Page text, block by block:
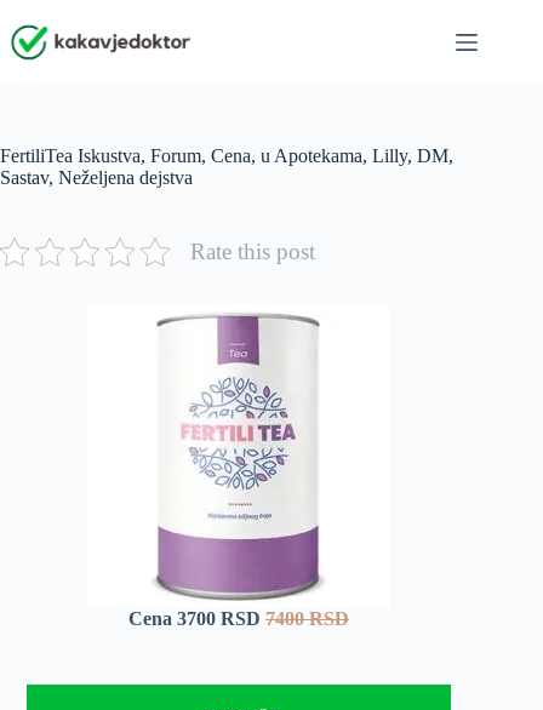
to
content
FertiliTea Iskustva, Forum, Cena, u Apotekama, Lilly, DM,
Sastav, Neželjena dejstva
Rate this post
Cena 3700 RSD7400 RSD